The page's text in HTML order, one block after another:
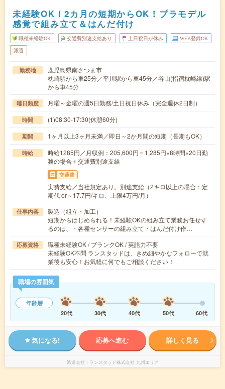
未経験OK！2カ月の短期からOK！プラモデル
感覚で組み立て＆はんだ付け
職種未経験OK 交通費別途支給あり 土日祝日が休み WEB登録OK
派遣
勤務地
鹿児島県南さつま市
枕崎駅から車25分／平川駅から車45分／谷山(指宿枕崎線)駅
から車45分
曜日頻度 月曜～金曜の週5日勤務/土日祝日休み（完全週休2日制）
時間 (1)08:30-17:30(休憩60分)
期間 1ヶ月以上3ヶ月未満／即日～2か月間の短期（長期もOK）
時給
時給1285円／月収例：205,600円＝1,285円×8時間×20日勤
務の場合＋交通費別途支給
交通費
実費支給／当社規定あり。別途支給（2キロ以上の場合：定
期代 or～17.7円/キロ、上限4万円/月）
仕事内容
製造（組立・加工）
短期からはじめられる！未経験OKの組み立て業務お任せす
るのは、・各種センサーの組み立て・はんだ付け作…
応募資格
職種未経験OK / ブランクOK / 英語力不要
未経験OK不問 ランスタッドは、きめ細やかなフォローで就
業後も安心！お気軽に何でもご相談ください！
職場の雰囲気
年齢層
20代
30代 40代 50代 60代
気になる! 応募へ進む 詳しく見る
派遣会社 ランスタッド株式会社 九州エリア